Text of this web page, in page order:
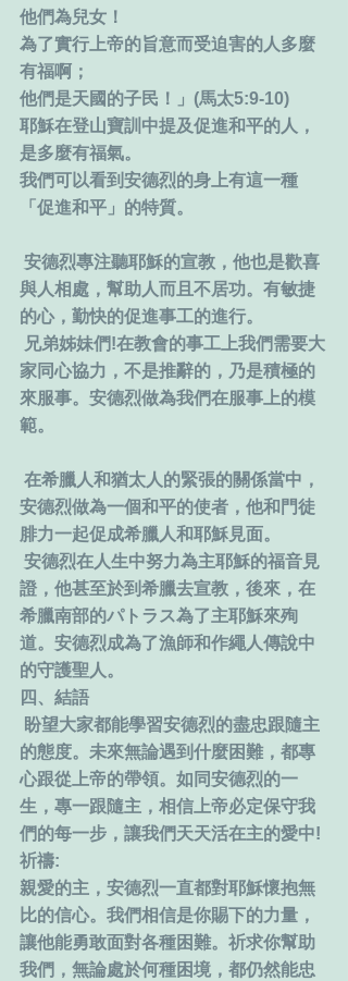
他們為兒女！
為了實行上帝的旨意而受迫害的人多麼
有福啊；
他們是天國的子民！」(馬太5:9-10)
耶穌在登山寶訓中提及促進和平的人，
是多麼有福氣。
我們可以看到安德烈的身上有這一種
「促進和平」的特質。
安德烈專注聽耶穌的宣教，他也是歡喜
與人相處，幫助人而且不居功。有敏捷
的心，勤快的促進事工的進行。
兄弟姊妹們!在教會的事工上我們需要大
家同心協力，不是推辭的，乃是積極的
來服事。安德烈做為我們在服事上的模
範。
在希臘人和猶太人的緊張的關係當中，
安德烈做為一個和平的使者，他和門徒
腓力一起促成希臘人和耶穌見面。
安德烈在人生中努力為主耶穌的福音見
證，他甚至於到希臘去宣教，後來，在
希臘南部的パトラス為了主耶穌來殉
道。安德烈成為了漁師和作繩人傳說中
的守護聖人。
四、結語
盼望大家都能學習安德烈的盡忠跟隨主
的態度。未來無論遇到什麼困難，都專
心跟從上帝的帶領。如同安德烈的一
生，專一跟隨主，相信上帝必定保守我
們的每一步，讓我們天天活在主的愛中!
祈禱:
親愛的主，安德烈一直都對耶穌懷抱無
比的信心。我們相信是你賜下的力量，
讓他能勇敢面對各種困難。祈求你幫助
我們，無論處於何種困境，都仍然能忠